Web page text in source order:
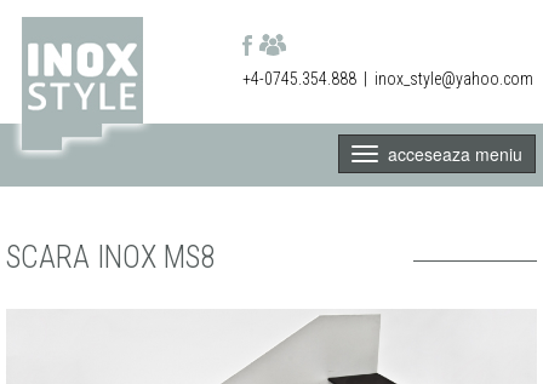
+4-0745.354.888 inox_style@yahoo.com
acceseaza meniu
SCARA INOX MS8